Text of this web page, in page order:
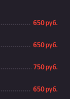
650 руб.
650 руб.
750 руб.
650 руб.